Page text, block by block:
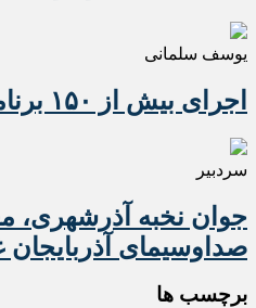
یوسف سلمانی
اجرای بیش از ۱۵۰ برنامه فرهنگی در اهر
سردبیر
جوان نخبه آذرشهری،
صداوسیمای
برچسب ها